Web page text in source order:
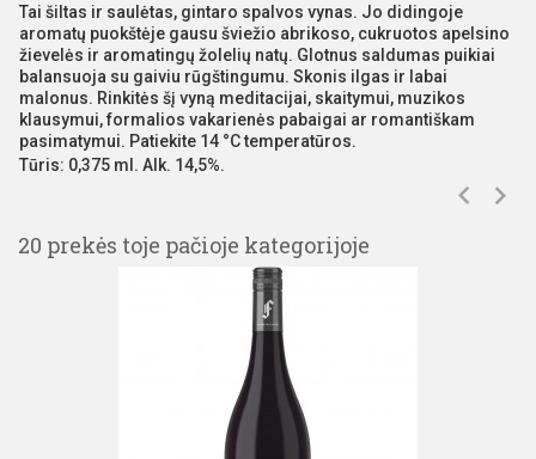
Tai šiltas ir saulėtas, gintaro spalvos vynas. Jo didingoje
aromatų puokštėje gausu šviežio abrikoso, cukruotos apelsino
žievelės ir aromatingų žolelių natų. Glotnus saldumas puikiai
balansuoja su gaiviu rūgštingumu. Skonis ilgas ir labai
malonus. Rinkitės šį vyną meditacijai, skaitymui, muzikos
klausymui, formalios vakarienės pabaigai ar romantiškam
pasimatymui. Patiekite 14 °C temperatūros.
Tūris: 0,375 ml. Alk. 14,5%.
20 prekės toje pačioje kategorijoje